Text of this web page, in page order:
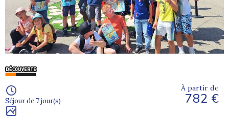
Séjour de 7 jour(s)
À partir de
782 €